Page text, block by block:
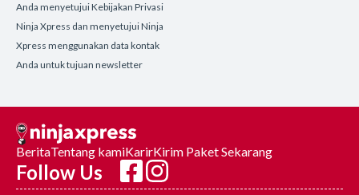
Anda menyetujui Kebijakan Privasi
Ninja Xpress dan menyetujui Ninja
Xpress menggunakan data kontak
Anda untuk tujuan newsletter
BeritaTentang kamiKarirKirim Paket Sekarang
Follow Us